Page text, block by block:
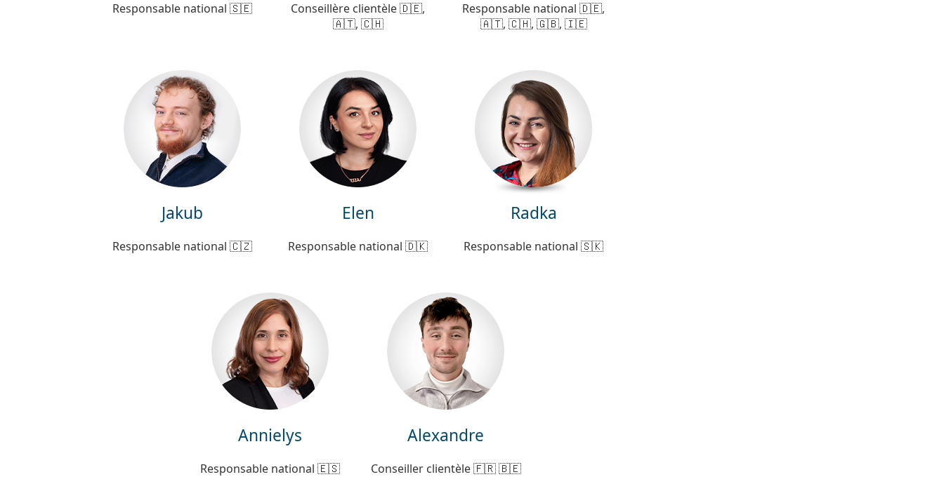
Responsable national 🇸🇪
Conseillère clientèle 🇩🇪,
🇦🇹, 🇨🇭
Responsable national 🇩🇪,
🇦🇹, 🇨🇭, 🇬🇧, 🇮🇪
Jakub
Responsable national 🇨🇿
Elen
Responsable national 🇩🇰
Radka
Responsable national 🇸🇰
Annielys
Responsable national 🇪🇸
Alexandre
Conseiller clientèle 🇫🇷 🇧🇪